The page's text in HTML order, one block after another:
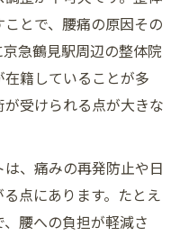
とで、腰痛の原因その
急鶴見駅周辺の整体院
籍していることが多
受けられる点が大きな
、痛みの再発防止や日
点にあります。たとえ
腰への負担が軽減さ